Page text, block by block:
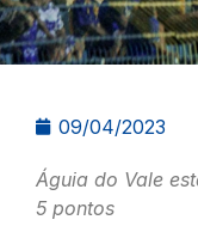
09/04/2023
Águia do Vale
5 pontos